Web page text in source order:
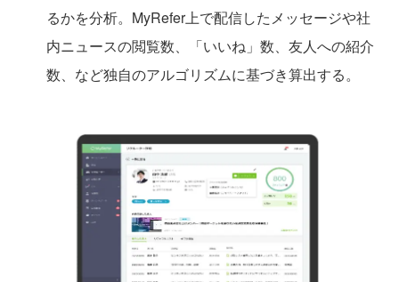
るかを分析。MyRefer上で配信したメッセージや社
内ニュースの閲覧数、「いいね」数、友人への紹介
数、など独自のアルゴリズムに基づき算出する。